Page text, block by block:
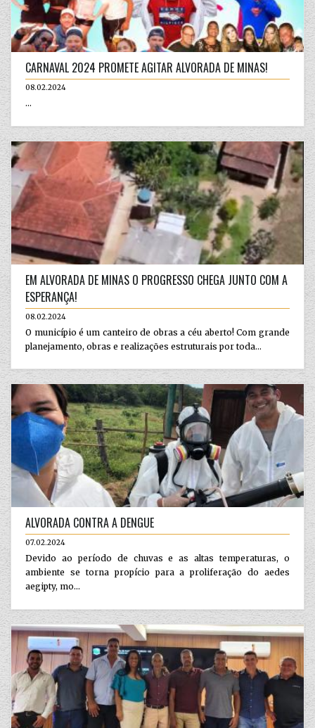
CARNAVAL 2024 PROMETE AGITAR ALVORADA DE MINAS!
08.02.2024
...
EM ALVORADA DE MINAS O PROGRESSO CHEGA JUNTO COM A
ESPERANÇA!
08.02.2024
O município é um canteiro de obras a céu aberto! Com grande
planejamento, obras e realizações estruturais por toda...
ALVORADA CONTRA A DENGUE
07.02.2024
Devido ao período de chuvas e as altas temperaturas, o
ambiente se torna propício para a proliferação do aedes
aegipty, mo...